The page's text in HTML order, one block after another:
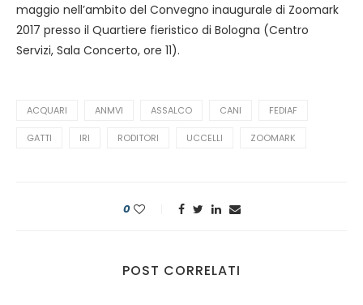
maggio nell’ambito del Convegno inaugurale di Zoomark
2017 presso il Quartiere fieristico di Bologna (Centro
Servizi, Sala Concerto, ore 11).
ACQUARI ANMVI ASSALCO CANI FEDIAF
GATTI IRI RODITORI UCCELLI ZOOMARK
0
POST CORRELATI